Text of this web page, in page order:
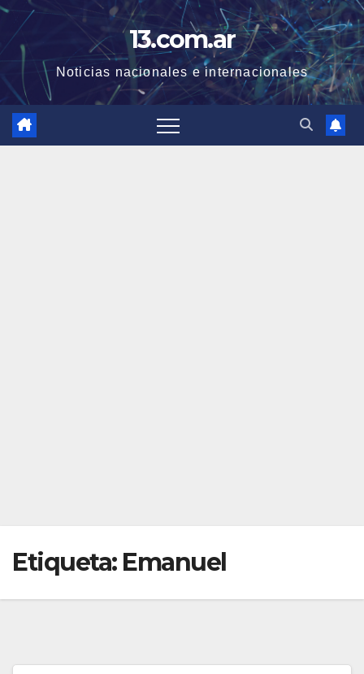
Skip
content
13.com.ar
Noticias nacionales e internacionales
Etiqueta: Emanuel